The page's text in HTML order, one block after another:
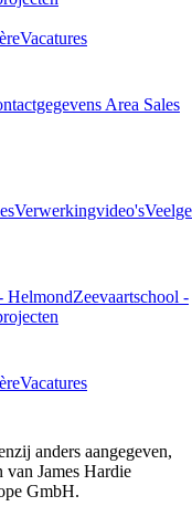
Vacatures
Area Sales
Verwerkingvideo's
HelmondZeevaartschool -
Vacatures
anders aangegeven,
James Hardie
GmbH.